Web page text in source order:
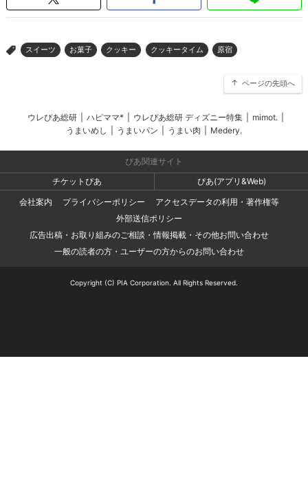
> スイーツ お菓子 クッキー クッキータイム 原宿
ページの先頭へ
ウレぴあ総研 ハピママ* ウレぴあ総研 ディズニー特集 mimot.
うまいめし
うまいパン うまい肉 Medery.
ぴあ関連サイト
チケットぴあ
ぴあ(アプリ&Web)
会社案内
プライバシーポリシー
アクセスデータの利用・著作権等
外部送信ポリシー
広告出稿・お取り組みのご相談・情報掲載・その他お問い合わせ
一般の読者の方・ユーザーの方からのお問い合わせ
Copyright (C) PIA Corporation. All Rights Reserved.